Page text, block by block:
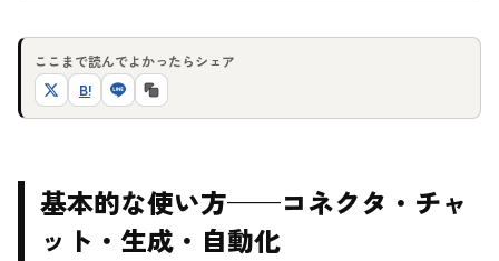
ここまで読んでよかったらシェア
B!
基本的な使い方——コネクタ・チャ
ット・生成・自動化